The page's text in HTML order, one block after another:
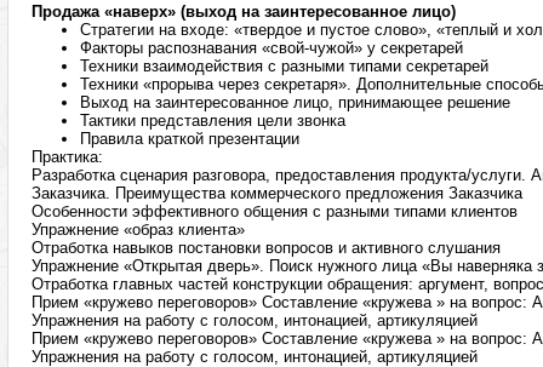
Продажа «наверх» (выход на заинтересованное лицо)
Стратегии на входе: «твердое и пустое слово», «теплый и
Факторы распознавания «свой-чужой» у секретарей
Техники взаимодействия с разными типами секретарей
Техники «прорыва через секретаря». Дополнительные
Выход на заинтересованное лицо, принимающее решение
Тактики представления цели звонка
Правила краткой презентации
Практика:
Разработка сценария разговора, предоставления продукта/услуги.
Заказчика. Преимущества коммерческого предложения Заказчика
Особенности эффективного общения с разными типами клиентов
Упражнение «образ клиента»
Отработка навыков постановки вопросов и активного слушания
Упражнение «Открытая дверь». Поиск нужного лица «Вы наверняка
Отработка главных частей конструкции обращения: аргумент,
Прием «кружево переговоров» Составление «кружева » на
Упражнения на работу с голосом, интонацией, артикуляцией
Прием «кружево переговоров» Составление «кружева » на
Упражнения на работу с голосом, интонацией, артикуляцией